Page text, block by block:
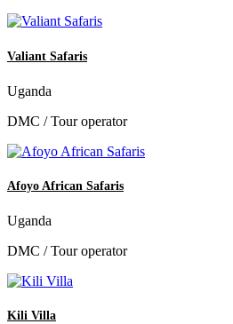
Valiant Safaris
Uganda
DMC / Tour operator
Afoyo African Safaris
Uganda
DMC / Tour operator
Kili Villa